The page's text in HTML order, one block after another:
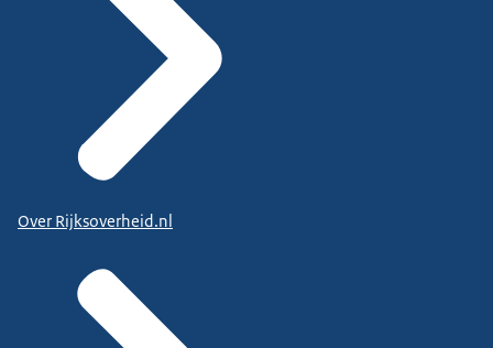
Over Rijksoverheid.nl